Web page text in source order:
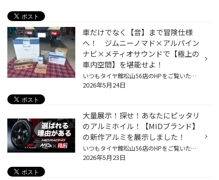
車だけでなく【音】まで冒険仕様
へ！ ジムニーノマド×アルパイン
ナビ×メティオサウンドで【極上の
車内空間】を堪能せよ！
いつもタイヤ館松山56店のHPをご覧いただきまことにありがとうございます！ 本日は大人気、スズキのジムニーノマド【オーディオ】編です(^.^) アルパイン：EX10NX2-JI-64 ジムニーノマド専用ナビ フルメディアモデル アルパイン EX10NX2-JI-64 アルパイン：MS-165-JI-64 ジムニーノマド専用 メティ...
2026年5月24日
大量展示！探せ！あなたにピッタリ
のアルミホイル！【MIDブランド】
の新作アルミを展示しました！
いつもタイヤ館松山56店のHPをご覧いただき誠にありがとうございます！ 本日は新たに展示した【MID】ブランド マルカサービスさん のアルミホイールのお知らせ！ 2026年新作モデルや2026年追加カラーされたアルミホイールが現物を見ることができます！ 来月の6月終わり位までは展示していますので、...
2026年5月23日